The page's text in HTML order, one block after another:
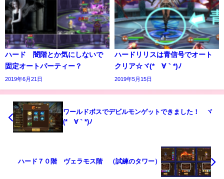
ハード 闇階とか気にしないで
固定オートパーティー？
2019年6月21日
ハードリリスは青信号でオート
クリア☆ヾ(*´∀｀*)ﾉ
2019年5月15日
ワールドボスでデビルモンゲットできました！ ヾ
(*´∀｀*)ﾉ
ハード７０階 ヴェラモス階 （試練のタワー）